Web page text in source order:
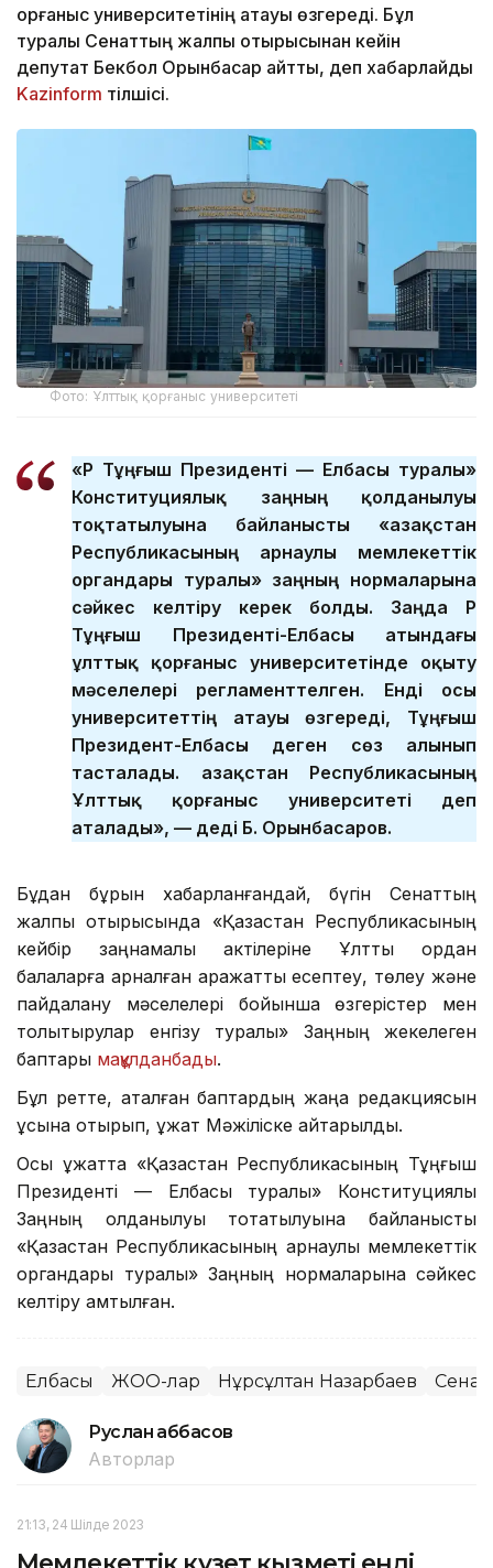
қорғаныс университетінің атауы өзгереді. Бұл
туралы Сенаттың жалпы отырысынан кейін
депутат Бекбол Орынбасар айтты, деп хабарлайды
Kazinform тілшісі.
Фото: Ұлттық қорғаныс университеті
«ҚР Тұңғыш Президенті — Елбасы туралы»
Конституциялық заңның қолданылуы
тоқтатылуына байланысты «Қазақстан
Республикасының арнаулы мемлекеттік
органдары туралы» заңның нормаларына
сәйкес келтіру керек болды. Заңда ҚР
Тұңғыш Президенті-Елбасы атындағы
ұлттық қорғаныс университетінде оқыту
мәселелері регламенттелген. Енді осы
университеттің атауы өзгереді, Тұңғыш
Президент-Елбасы деген сөз алынып
тасталады. Қазақстан Республикасының
Ұлттық қорғаныс университеті деп
аталады», — деді Б. Орынбасаров.
Бұдан бұрын хабарланғандай, бүгін Сенаттың
жалпы отырысында «Қазақстан Республикасының
кейбір заңнамалық актілеріне Ұлттық қордан
балаларға арналған қаражатты есептеу, төлеу және
пайдалану мәселелері бойынша өзгерістер мен
толықтырулар енгізу туралы» Заңның жекелеген
баптары мақұлданбады.
Бұл ретте, аталған баптардың жаңа редакциясын
ұсына отырып, құжат Мәжіліске қайтарылды.
Осы құжатта «Қазақстан Республикасының Тұңғыш
Президенті — Елбасы туралы» Конституциялық
Заңның қолданылуы тоқтатылуына байланысты
«Қазақстан Республикасының арнаулы мемлекеттік
органдары туралы» Заңның нормаларына сәйкес
келтіру қамтылған.
Елбасы ЖОО-лар Нұрсұлтан Назарбаев Сенат
Руслан Ғаббасов
Авторлар
21:13, 24 Шілде 2023